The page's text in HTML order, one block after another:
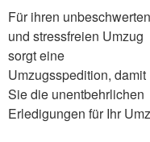
Für ihren unbeschwerten
und stressfreien Umzug
sorgt eine
Umzugsspedition, damit
Sie die unentbehrlichen
Erledigungen für Ihr